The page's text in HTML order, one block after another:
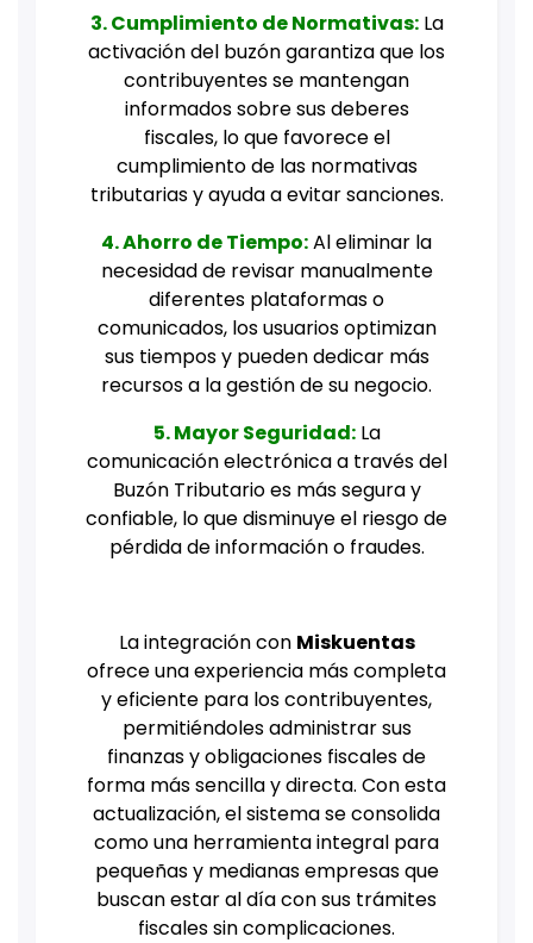
3. Cumplimiento de Normativas: La
activación del buzón garantiza que los
contribuyentes se mantengan
informados sobre sus deberes
fiscales, lo que favorece el
cumplimiento de las normativas
tributarias y ayuda a evitar sanciones.
4. Ahorro de Tiempo:Al eliminar la
necesidad de revisar manualmente
diferentes plataformas o
comunicados, los usuarios optimizan
sus tiempos y pueden dedicar más
recursos a la gestión de su negocio.
5. Mayor Seguridad: La
comunicación electrónica a través del
Buzón Tributario es más segura y
confiable, lo que disminuye el riesgo de
pérdida de información o fraudes.
La integración con Miskuentas
ofrece una experiencia más completa
y eficiente para los contribuyentes,
permitiéndoles administrar sus
finanzas y obligaciones fiscales de
forma más sencilla y directa. Con esta
actualización, el sistema se consolida
como una herramienta integral para
pequeñas y medianas empresas que
buscan estar al día con sus trámites
fiscales sin complicaciones.